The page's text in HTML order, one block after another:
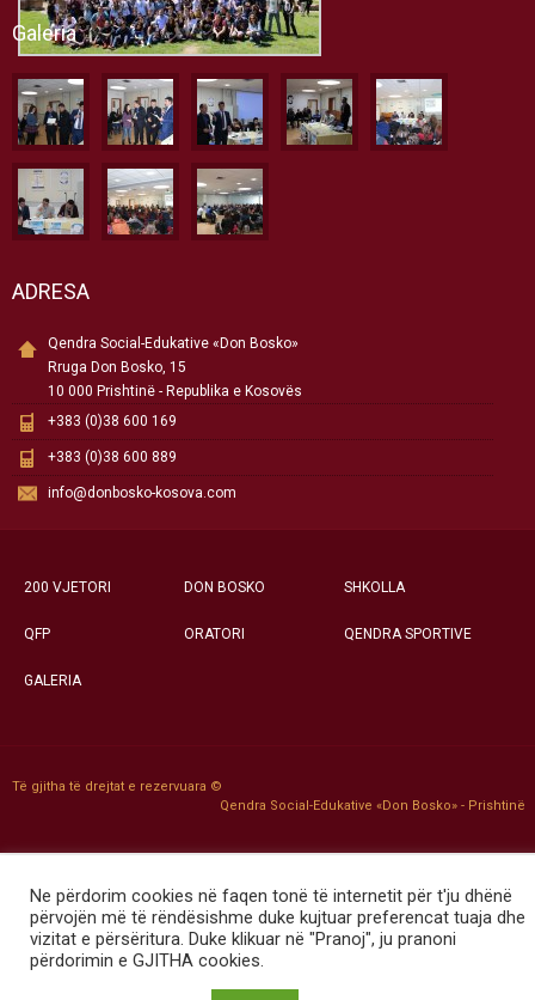
Galeria
ADRESA
Qendra Social-Edukative «Don Bosko»
Rruga Don Bosko, 15
10 000 Prishtinë - Republika e Kosovës
+383 (0)38 600 169
+383 (0)38 600 889
info@donbosko-kosova.com
200 VJETORI DON BOSKO SHKOLLA
QFP ORATORI QENDRA SPORTIVE
GALERIA
Të gjitha të drejtat e rezervuara ©
Qendra Social-Edukative «Don Bosko» - Prishtinë
Ne përdorim cookies në faqen tonë të internetit për t'ju dhënë
përvojën më të rëndësishme duke kujtuar preferencat tuaja dhe
vizitat e përsëritura. Duke klikuar në "Pranoj", ju pranoni
përdorimin e GJITHA cookies.